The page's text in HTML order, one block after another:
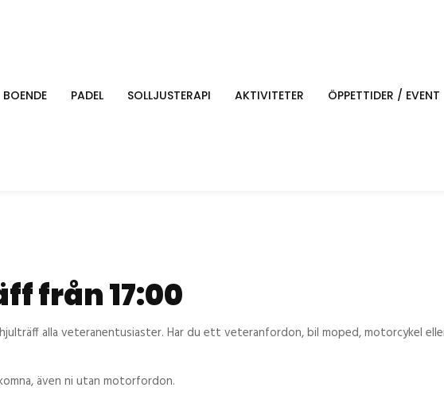
BOENDE PADEL SOLLJUSTERAPI AKTIVITETER ÖPPETTIDER / EVENT
från 17:00
alla veteranentusiaster. Har du ett veteranfordon, bil moped, motorcykel
även ni utan motorfordon.